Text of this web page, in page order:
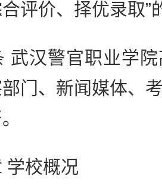
评价、择优录取”
汉警官职业学院
门、新闻媒体、
校概况